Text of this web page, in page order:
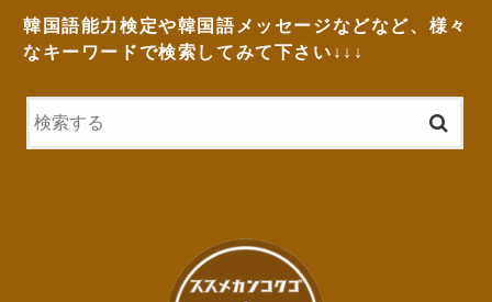
韓国語能力検定や韓国語メッセージなどなど、様々
なキーワードで検索してみて下さい↓↓↓